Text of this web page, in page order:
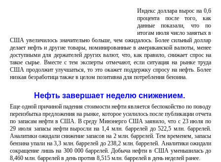
Индекс доллара вырос на 0,6
процента после того, как
данные показали, что по
итогам июля число занятых в
США увеличилось значительно больше, чем ожидалось. Более сильный доллар
делает нефть и другие товары, номинированные в американской валюты, менее
доступными для держателей других валют, что, как правило, снижает спрос на
такое сырье. Вместе с тем эксперты отмечают, если ситуация на рынке труда
США продолжит улучшаться, то это окажет поддержку спросу на нефть. Более
низкая безработица также в целом позитивна для потребления бензина.
Нефть завершает неделю снижением.
Еще одной причиной падения стоимости нефти является беспокойство по поводу
переизбытка предложения на рынке, которое усилилось после публикации отчета
по запасам нефти в США. В среду Минэнерго США заявило, что с 23 июля по
29 июля запасы нефти выросли на 1,4 млн. баррелей до 522,5 млн. баррелей.
Аналитики ожидали снижение запасов на 2 млн. баррелей. Тем временем, запасы
бензина упали на 3,3 млн. баррелей до 238,2 млн. баррелей. Аналитики ожидали
сокращение лишь на 300 000 баррелей. Добыча нефти в США уменьшилась до
8,460 млн. баррелей в день против 8,515 млн. баррелей в день неделей ранее.